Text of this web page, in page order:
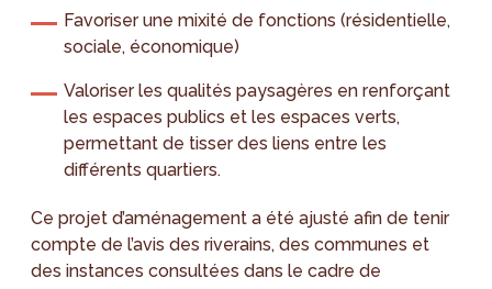
Favoriser une mixité de fonctions (résidentielle,
sociale, économique)
Valoriser les qualités paysagères en renforçant
les espaces publics et les espaces verts,
permettant de tisser des liens entre les
différents quartiers.
Ce projet d’aménagement a été ajusté afin de tenir
compte de l’avis des riverains, des communes et
des instances consultées dans le cadre de